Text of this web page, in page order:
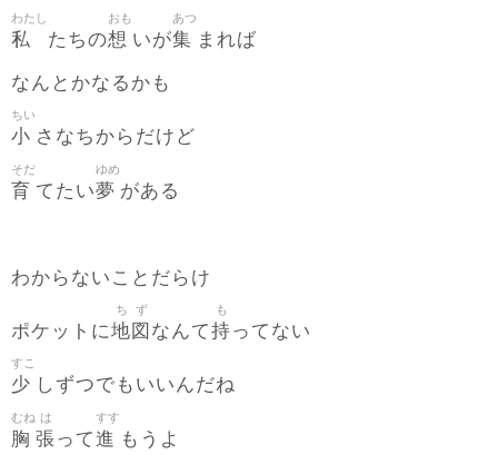
私
わたし
たちの想
おも
いが集
あつ
まれば
なんとかなるかも
小
ちい
さなちからだけど
育
そだ
てたい夢
ゆめ
がある
わからないことだらけ
ポケットに地
ち
図
ず
なんて持
も
ってない
少
すこ
しずつでもいいんだね
胸
むね
張
は
って進
すす
もうよ